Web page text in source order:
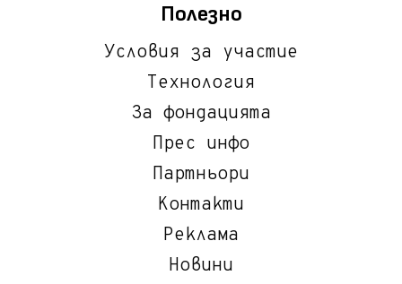
Полезно
Условия за участие
Технология
За фондацията
Прес инфо
Партньори
Контакти
Реклама
Новини